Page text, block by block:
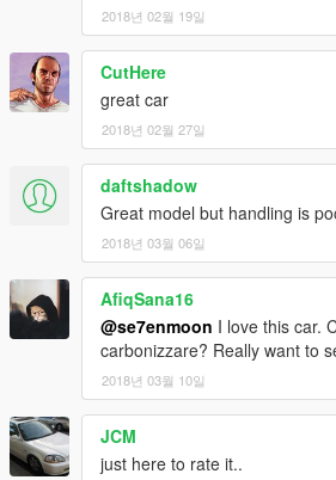
Hubcolor - caliper color
That's all Enjoy it!
By Se7enMoon
ZModeler3 access donor：︶ㄣCN
[YCA Modder Group]
http://yca-mods.weebly.com/
Friend Link
http://autoprophets.weebly.com/
2018년 02월 19일
CutHere
great car
2018년 02월 27일
daftshadow
Great model but handling is
2018년 03월 06일
AfiqSana16
@se7enmoon I love this car.
carbonizzare? Really want to
2018년 03월 10일
JCM
just here to rate it..